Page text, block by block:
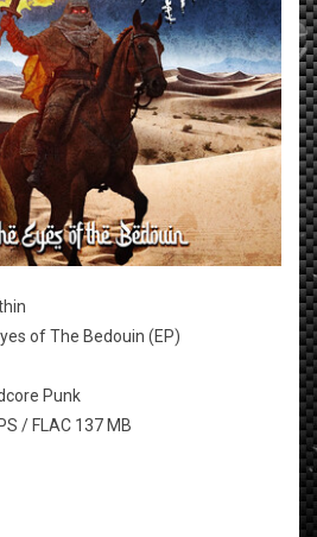
of The Bedouin (EP)
Punk
/ FLAC 137 MB